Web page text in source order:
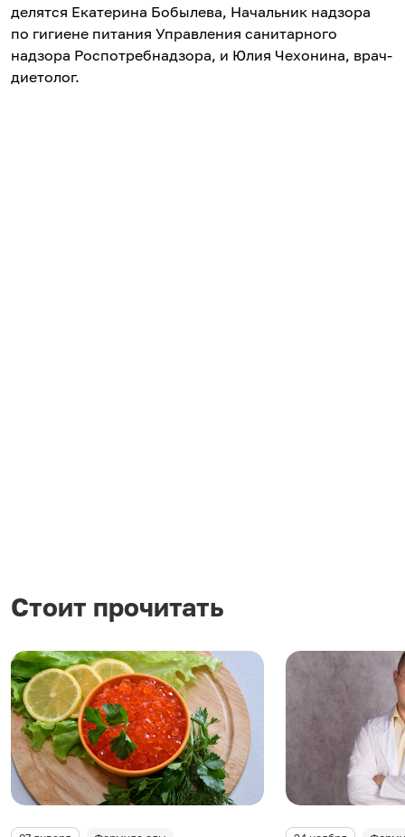
делятся Екатерина Бобылева, Начальник надзора
по гигиене питания Управления санитарного
надзора Роспотребнадзора, и Юлия Чехонина, врач-
диетолог.
Стоит прочитать